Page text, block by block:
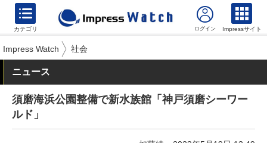
カテゴリ Impressサイト
Impress Watch 社会
ニュース
須磨海浜公園整備で新水族館「神戸須磨シーワー
ルド」